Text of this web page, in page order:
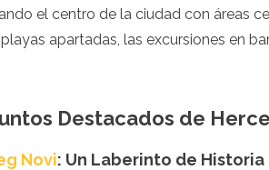
el centro de la ciudad con áreas
apartadas, las excursiones en
Destacados de
Novi: Un Laberinto de Historia